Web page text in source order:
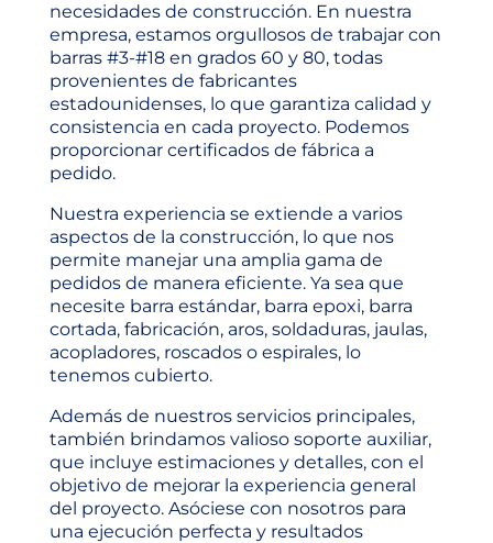
necesidades de construcción. En nuestra
empresa, estamos orgullosos de trabajar con
barras #3-#18 en grados 60 y 80, todas
provenientes de fabricantes
estadounidenses, lo que garantiza calidad y
consistencia en cada proyecto. Podemos
proporcionar certificados de fábrica a
pedido.
Nuestra experiencia se extiende a varios
aspectos de la construcción, lo que nos
permite manejar una amplia gama de
pedidos de manera eficiente. Ya sea que
necesite barra estándar, barra epoxi, barra
cortada, fabricación, aros, soldaduras, jaulas,
acopladores, roscados o espirales, lo
tenemos cubierto.
Además de nuestros servicios principales,
también brindamos valioso soporte auxiliar,
que incluye estimaciones y detalles, con el
objetivo de mejorar la experiencia general
del proyecto. Asóciese con nosotros para
una ejecución perfecta y resultados